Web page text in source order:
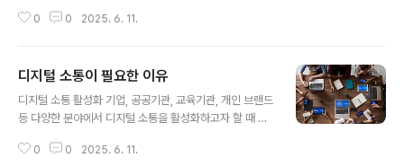
유를 분명히 해요. 예: 저축 목표, 소비 패턴 파악, 부채 관리
세분화하면 어디에 돈이 많이 쓰이는지 파악하기 좋아요.
3. 지출 카테고리 만들기 예: 식비, 교통비, 주거비, 통신비,
문화생활비, 기타 등 카테고리별 예산을 미리 정해두면 지
하루에 한 번, 혹은 지출이 있을 때마다 바로바로 기록하는
0 0 2025. 6. 11.
디지털 소통이 필요한 이유
디지털 소통 활성화 기업, 공공기관, 교육기관, 개인 브랜드
등 다양한 분야에서 디지털 소통을 활성화하고자 할 때 사
요 키워드 & 설명 1. 쌍방향 커뮤니케이션 (Interactive C
0 0 2025. 6. 11.